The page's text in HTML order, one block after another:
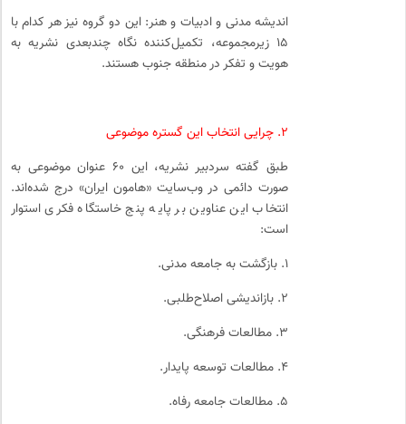
اندیشه مدنی و ادبیات و هنر: این دو گروه نیز هر کدام با
۱۵ زیرمجموعه، تکمیل‌کننده نگاه چندبعدی نشریه به
هویت و تفکر در منطقه جنوب هستند.
۲. چرایی انتخاب این گستره موضوعی
طبق گفته سردبیر نشریه، این ۶۰ عنوان موضوعی به
صورت دائمی در وب‌سایت «هامون ایران» درج شده‌اند.
انتخاب این عناوین بر پایه پنج خاستگاه فکری استوار
است:
۱. بازگشت به جامعه مدنی.
۲. بازاندیشی اصلاح‌طلبی.
۳. مطالعات فرهنگی.
۴. مطالعات توسعه پایدار.
۵. مطالعات جامعه رفاه.